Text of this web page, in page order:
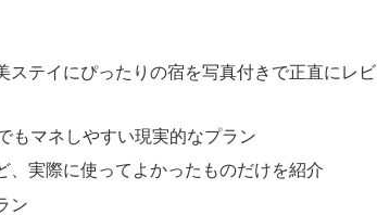
ステイにぴったりの宿を写真付きで正直にレビ
もマネしやすい現実的なプラン
、実際に使ってよかったものだけを紹介
ン